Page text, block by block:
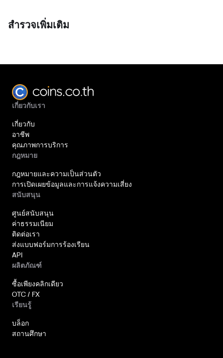
สำรวจเพิ่มเติม
เกี่ยวกับเรา
เกี่ยวกับ
อาชีพ
คุณภาพการบริการ
กฎหมาย
กฎหมายและความเป็นส่วนตัว
การเปิดเผยข้อมูลและการแจ้งความเสี่ยง
สนับสนุน
ศูนย์สนับสนุน
ค่าธรรมเนียม
ติดต่อเรา
ส่งแบบฟอร์มการร้องเรียน
API
ผลิตภัณฑ์
ซื้อเพียงคลิกเดียว
OTC / FX
เรียนรู้
บล็อก
สถานศึกษา